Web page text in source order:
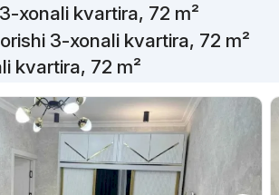
xonali kvartira, 72 m²
3-xonali kvartira, 72 m²
kvartira, 72 m²